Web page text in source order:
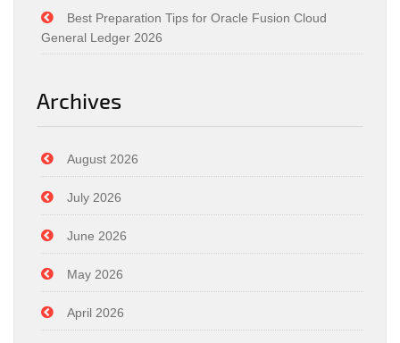
Best Preparation Tips for Oracle Fusion Cloud
General Ledger 2026
Archives
August 2026
July 2026
June 2026
May 2026
April 2026